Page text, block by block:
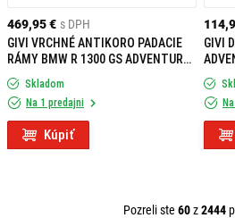
469,95 € s DPH
GIVI VRCHNÉ ANTIKORO PADACIE
RÁMY BMW R 1300 GS ADVENTURE
(25) TNH5146OX
Skladom
Na 1 predajni
Kúpiť
GIVI
Pozreli ste 60z2444